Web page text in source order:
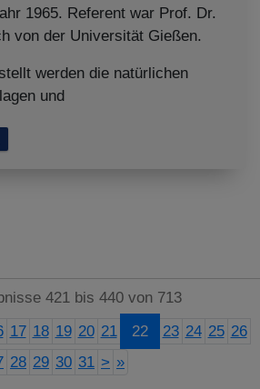
1965. Referent war Prof. Dr.
von der Universität Gießen.
werden die natürlichen
und
421 bis 440 von 713
17 18 19 20 21 22 23 24 25 26
28 29 30 31 > »